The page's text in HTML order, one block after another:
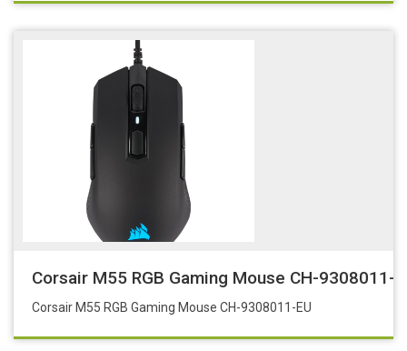
Corsair M55 RGB Gaming Mouse CH-9308011-
Corsair M55 RGB Gaming Mouse CH-9308011-EU